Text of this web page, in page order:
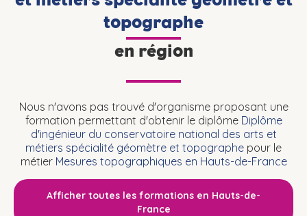
topographe
en région
Nous n'avons pas trouvé d'organisme proposant une
formation permettant d'obtenir le diplôme Diplôme
d'ingénieur du conservatoire national des arts et
métiers spécialité géomètre et topographe pour le
métier Mesures topographiques en Hauts-de-France
Afficher toutes les formations en Hauts-de-
France